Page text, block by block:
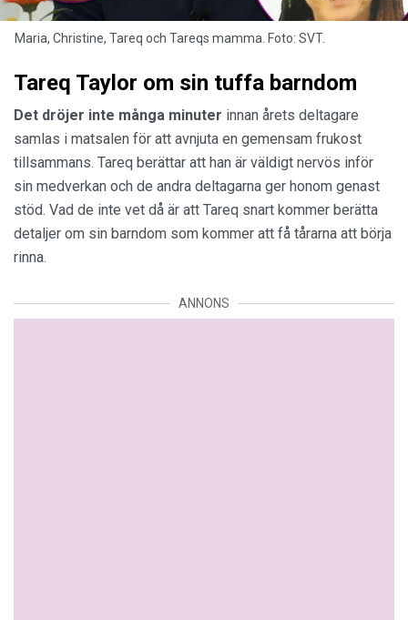
Maria, Christine, Tareq och Tareqs mamma. Foto: SVT.
Tareq Taylor om sin tuffa barndom
Det dröjer inte många minuter innan årets deltagare
samlas i matsalen för att avnjuta en gemensam frukost
tillsammans. Tareq berättar att han är väldigt nervös inför
sin medverkan och de andra deltagarna ger honom genast
stöd. Vad de inte vet då är att Tareq snart kommer berätta
detaljer om sin barndom som kommer att få tårarna att börja
rinna.
ANNONS